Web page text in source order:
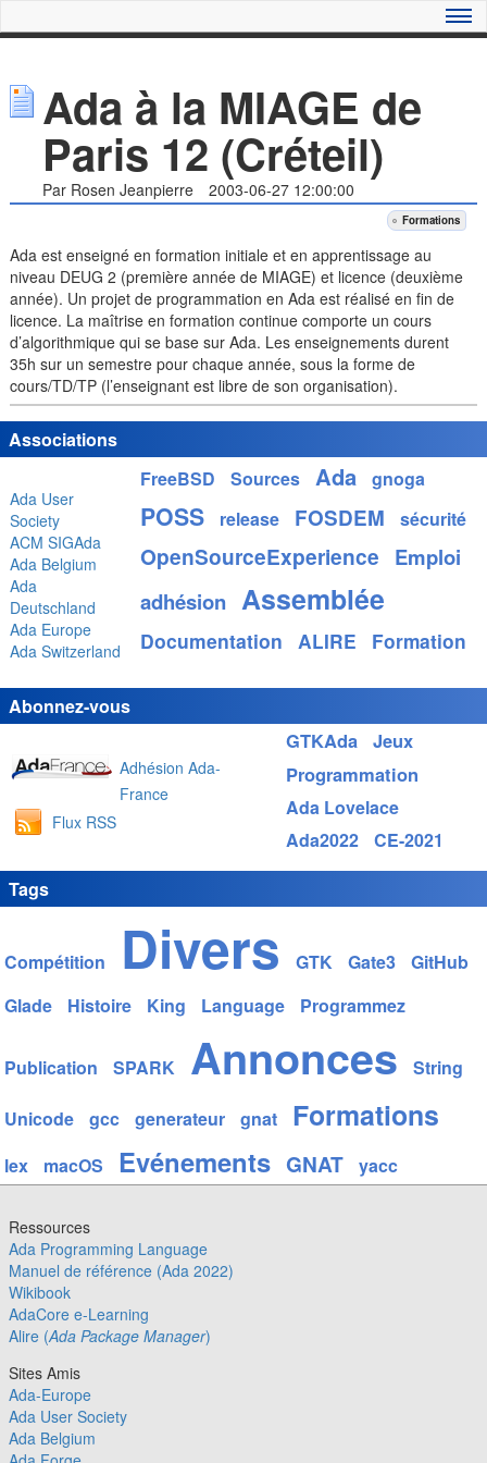
Ada à la MIAGE de
Paris 12 (Créteil)
Par Rosen Jeanpierre 2003-06-27 12:00:00
Formations
Ada est enseigné en formation initiale et en apprentissage au
niveau DEUG 2 (première année de MIAGE) et licence (deuxième
année). Un projet de programmation en Ada est réalisé en fin de
licence. La maîtrise en formation continue comporte un cours
d’algorithmique qui se base sur Ada. Les enseignements durent
35h sur un semestre pour chaque année, sous la forme de
cours/TD/TP (l’enseignant est libre de son organisation).
Associations
Ada User
Society
ACM SIGAda
Ada Belgium
Ada
Deutschland
Ada Europe
Ada Switzerland
Abonnez-vous
Adhésion Ada-
France
Flux RSS
Tags
FreeBSD Sources Ada gnoga
POSS release FOSDEM sécurité
OpenSourceExperience Emploi
adhésion Assemblée
Documentation ALIRE Formation
GTKAda Jeux
Programmation
Ada Lovelace
Ada2022
CE-2021
Compétition Divers GTK Gate3
GitHub
Glade
Histoire King Language Programmez
Publication SPARK Annonces String
Unicode gcc generateur gnat Formations
lex macOS Evénements GNAT yacc
Ressources
Ada Programming Language
Manuel de référence (Ada 2022)
Wikibook
AdaCore e-Learning
Alire (Ada Package Manager)
Sites Amis
Ada-Europe
Ada User Society
Ada Belgium